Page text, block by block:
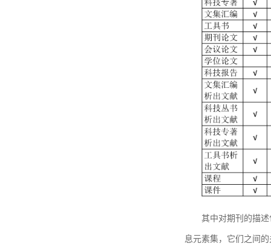
其中对期刊的描
息元素集，它们之间